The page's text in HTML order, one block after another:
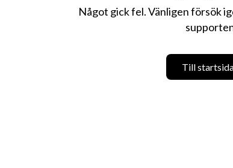
Något gick fel. Vänligen försök
Till